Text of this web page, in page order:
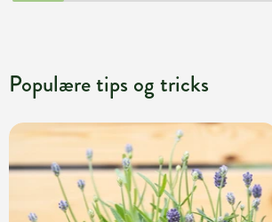
Populære tips og tricks